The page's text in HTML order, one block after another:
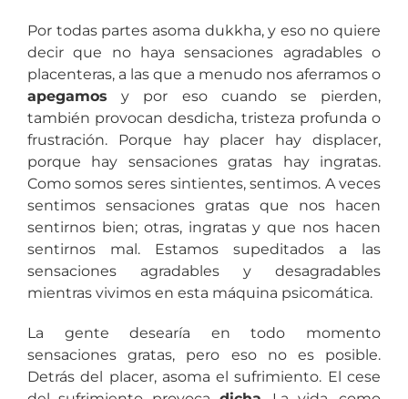
Por todas partes asoma dukkha, y eso no quiere
decir que no haya sensaciones agradables o
placenteras, a las que a menudo nos aferramos o
apegamos y por eso cuando se pierden,
también provocan desdicha, tristeza profunda o
frustración. Porque hay placer hay displacer,
porque hay sensaciones gratas hay ingratas.
Como somos seres sintientes, sentimos. A veces
sentimos sensaciones gratas que nos hacen
sentirnos bien; otras, ingratas y que nos hacen
sentirnos mal. Estamos supeditados a las
sensaciones agradables y desagradables
mientras vivimos en esta máquina psicomática.
La gente desearía en todo momento
sensaciones gratas, pero eso no es posible.
Detrás del placer, asoma el sufrimiento. El cese